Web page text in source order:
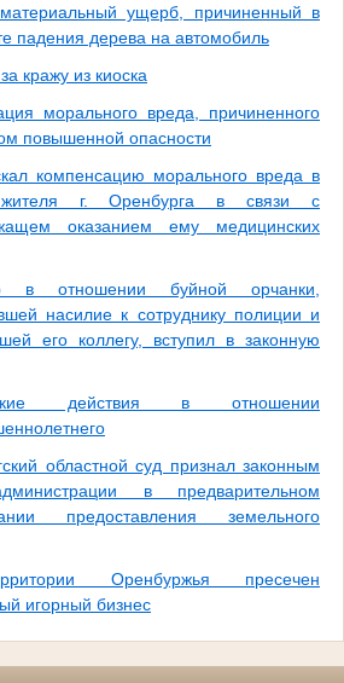
ущерб, причиненный в
падения дерева на автомобиль
кражу из киоска
морального вреда, причиненного
повышенной опасности
компенсацию морального вреда в
жителя г. Оренбурга в связи с
оказанием ему медицинских
в отношении буйной орчанки,
насилие к сотруднику полиции и
его коллегу, вступил в законную
действия в отношении
областной суд признал законным
в предварительном
предоставления земельного
Оренбуржья пресечен
игорный бизнес